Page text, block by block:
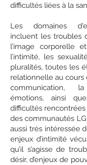
difficultés liées à la
Les domaines
incluent les troubles
l’image corporelle
l’intimité, les
pluralités, toutes les
relationnelle au cours
communication,
émotions, ainsi
difficultés
des communautés
aussi très intéressée
enjeux d’intimité
qu’il s’agisse de
désir, d’enjeux de